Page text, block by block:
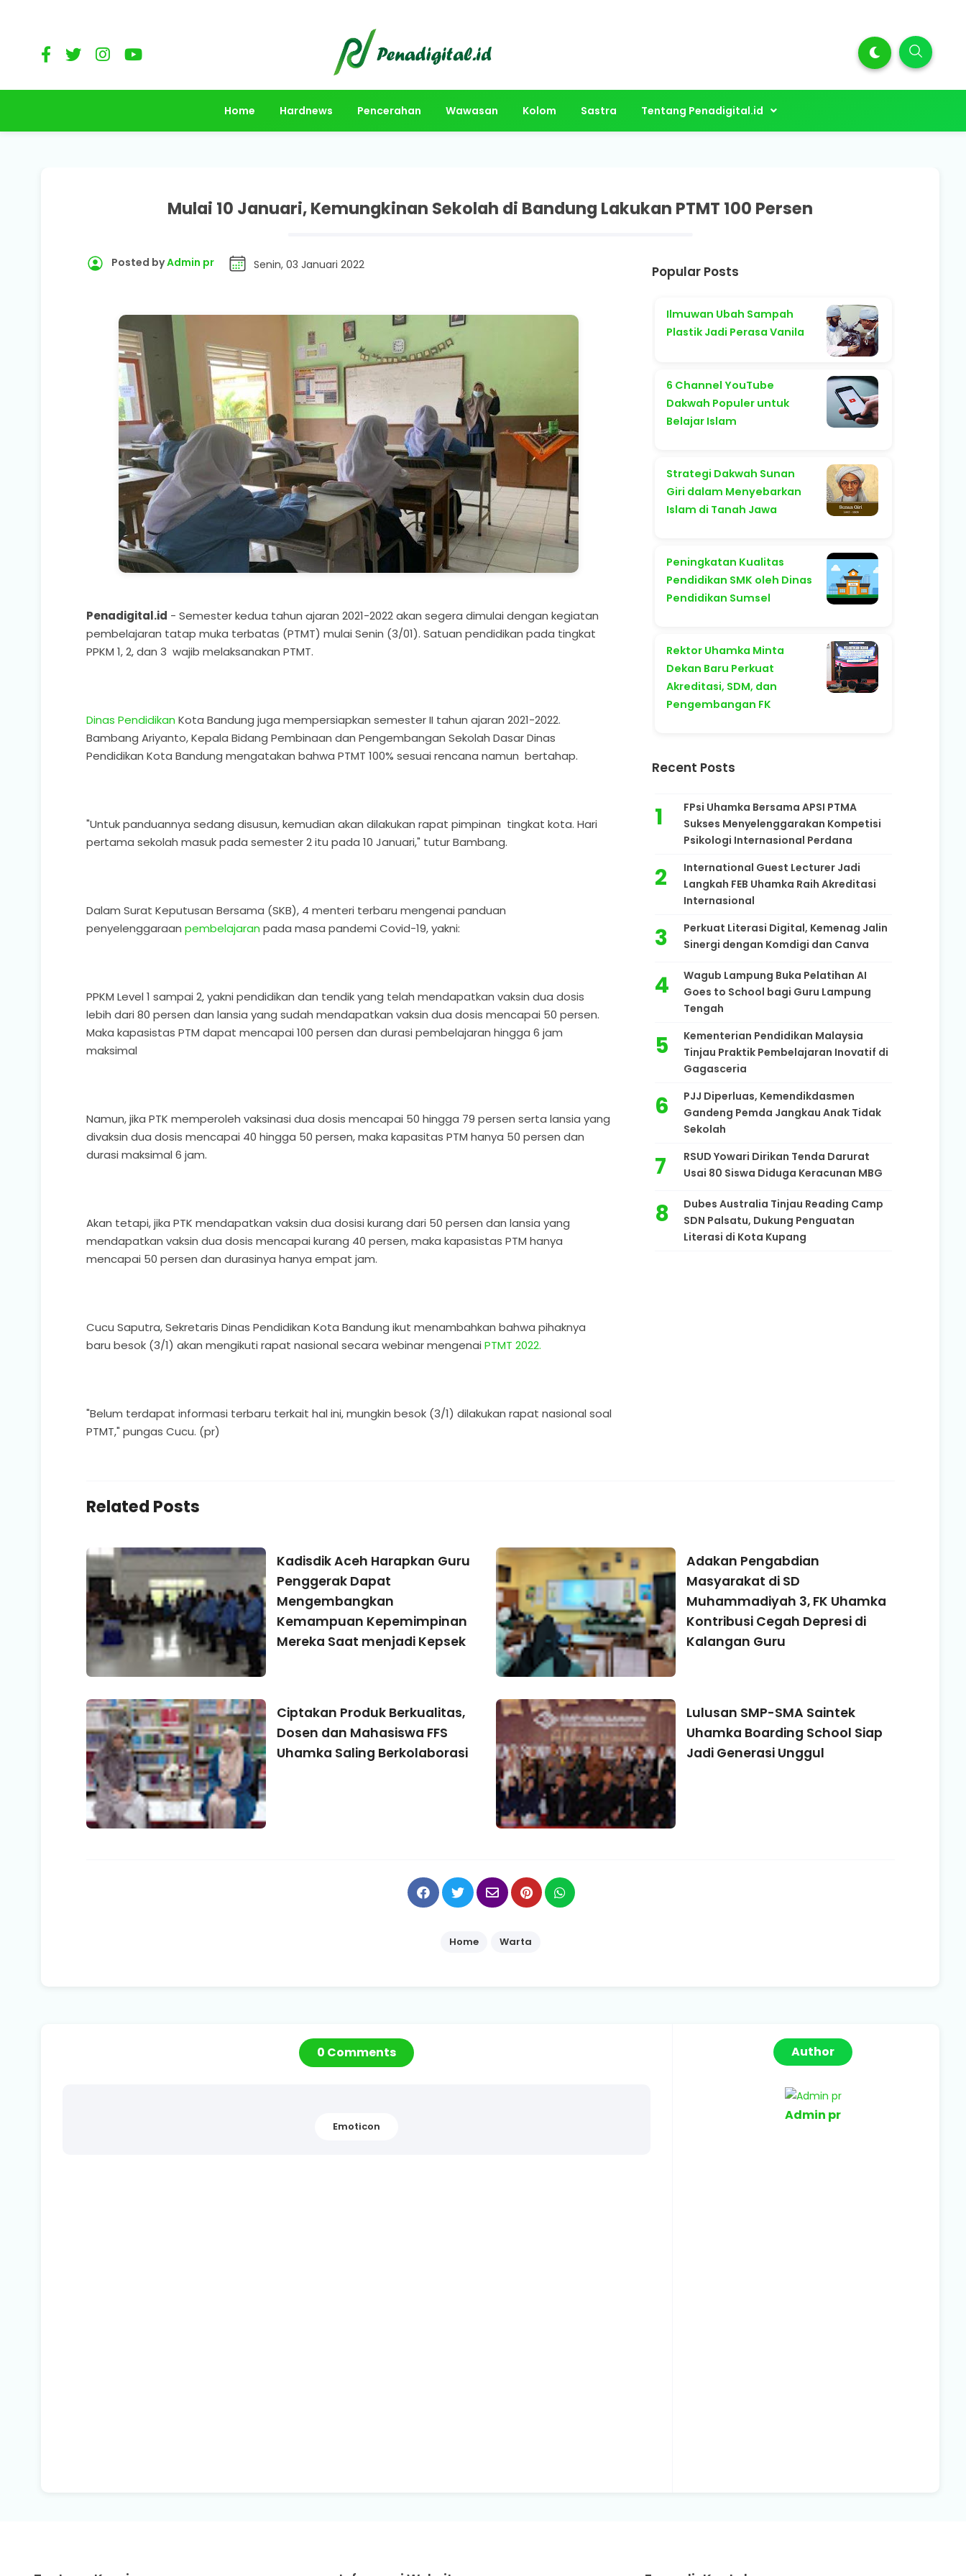
Home Hardnews Pencerahan Wawasan Kolom Sastra Tentang Penadigital.id
Mulai 10 Januari, Kemungkinan Sekolah di Bandung Lakukan PTMT 100 Persen
Posted byAdmin pr Senin, 03 Januari 2022
Penadigital.id - Semester kedua tahun ajaran 2021-2022 akan segera dimulai dengan kegiatan
pembelajaran tatap muka terbatas (PTMT) mulai Senin (3/01). Satuan pendidikan pada tingkat
PPKM 1, 2, dan 3 wajib melaksanakan PTMT.
Dinas Pendidikan Kota Bandung juga mempersiapkan semester II tahun ajaran 2021-2022.
Bambang Ariyanto, Kepala Bidang Pembinaan dan Pengembangan Sekolah Dasar Dinas
Pendidikan Kota Bandung mengatakan bahwa PTMT 100% sesuai rencana namun bertahap.
"Untuk panduannya sedang disusun, kemudian akan dilakukan rapat pimpinan tingkat kota. Hari
pertama sekolah masuk pada semester 2 itu pada 10 Januari," tutur Bambang.
Dalam Surat Keputusan Bersama (SKB), 4 menteri terbaru mengenai panduan
penyelenggaraan pembelajaran pada masa pandemi Covid-19, yakni:
PPKM Level 1 sampai 2, yakni pendidikan dan tendik yang telah mendapatkan vaksin dua dosis
lebih dari 80 persen dan lansia yang sudah mendapatkan vaksin dua dosis mencapai 50 persen.
Maka kapasistas PTM dapat mencapai 100 persen dan durasi pembelajaran hingga 6 jam
maksimal
Namun, jika PTK memperoleh vaksinasi dua dosis mencapai 50 hingga 79 persen serta lansia yang
divaksin dua dosis mencapai 40 hingga 50 persen, maka kapasitas PTM hanya 50 persen dan
durasi maksimal 6 jam.
Akan tetapi, jika PTK mendapatkan vaksin dua dosisi kurang dari 50 persen dan lansia yang
mendapatkan vaksin dua dosis mencapai kurang 40 persen, maka kapasistas PTM hanya
mencapai 50 persen dan durasinya hanya empat jam.
Cucu Saputra, Sekretaris Dinas Pendidikan Kota Bandung ikut menambahkan bahwa pihaknya
baru besok (3/1) akan mengikuti rapat nasional secara webinar mengenai PTMT 2022.
"Belum terdapat informasi terbaru terkait hal ini, mungkin besok (3/1) dilakukan rapat nasional soal
PTMT," pungas Cucu. (pr)
Popular Posts
Ilmuwan Ubah Sampah
Plastik Jadi Perasa Vanila
6 Channel YouTube
Dakwah Populer untuk
Belajar Islam
Strategi Dakwah Sunan
Giri dalam Menyebarkan
Islam di Tanah Jawa
Peningkatan Kualitas
Pendidikan SMK oleh Dinas
Pendidikan Sumsel
Rektor Uhamka Minta
Dekan Baru Perkuat
Akreditasi, SDM, dan
Pengembangan FK
Recent Posts
FPsi Uhamka Bersama APSI PTMA
Sukses Menyelenggarakan Kompetisi
Psikologi Internasional Perdana
International Guest Lecturer Jadi
Langkah FEB Uhamka Raih Akreditasi
Internasional
Perkuat Literasi Digital, Kemenag Jalin
Sinergi dengan Komdigi dan Canva
Wagub Lampung Buka Pelatihan AI
Goes to School bagi Guru Lampung
Tengah
Kementerian Pendidikan Malaysia
Tinjau Praktik Pembelajaran Inovatif di
Gagasceria
PJJ Diperluas, Kemendikdasmen
Gandeng Pemda Jangkau Anak Tidak
Sekolah
RSUD Yowari Dirikan Tenda Darurat
Usai 80 Siswa Diduga Keracunan MBG
Dubes Australia Tinjau Reading Camp
SDN Palsatu, Dukung Penguatan
Literasi di Kota Kupang
Related Posts
Kadisdik Aceh Harapkan Guru
Penggerak Dapat
Mengembangkan
Kemampuan Kepemimpinan
Mereka Saat menjadi Kepsek
Adakan Pengabdian
Masyarakat di SD
Muhammadiyah 3, FK Uhamka
Kontribusi Cegah Depresi di
Kalangan Guru
Ciptakan Produk Berkualitas,
Dosen dan Mahasiswa FFS
Uhamka Saling Berkolaborasi
Lulusan SMP-SMA Saintek
Uhamka Boarding School Siap
Jadi Generasi Unggul
Home Warta
0 Comments
Emoticon
Author
Admin pr